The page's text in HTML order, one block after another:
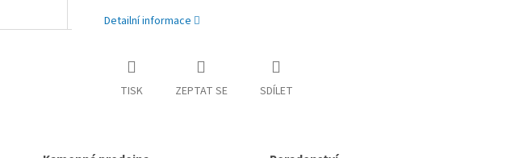
Detailní informace
TISK ZEPTAT SE SDÍLET